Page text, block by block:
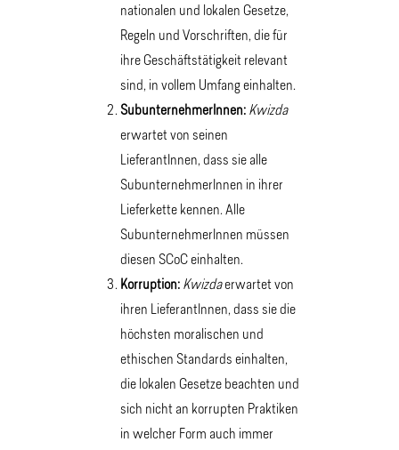
nationalen und lokalen Gesetze,
Regeln und Vorschriften, die für
ihre Geschäftstätigkeit relevant
sind, in vollem Umfang einhalten.
SubunternehmerInnen: Kwizda
erwartet von seinen
LieferantInnen, dass sie alle
SubunternehmerInnen in ihrer
Lieferkette kennen. Alle
SubunternehmerInnen müssen
diesen SCoC einhalten.
Korruption: Kwizdaerwartet von
ihren LieferantInnen, dass sie die
höchsten moralischen und
ethischen Standards einhalten,
die lokalen Gesetze beachten und
sich nicht an korrupten Praktiken
in welcher Form auch immer